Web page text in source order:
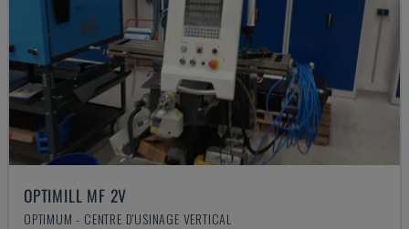
OPTIMILL MF 2V
OPTIMUM - CENTRE D'USINAGE VERTICAL